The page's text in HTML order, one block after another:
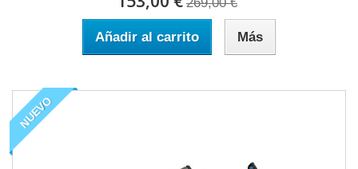
Añadir al carrito Más
NUEVO